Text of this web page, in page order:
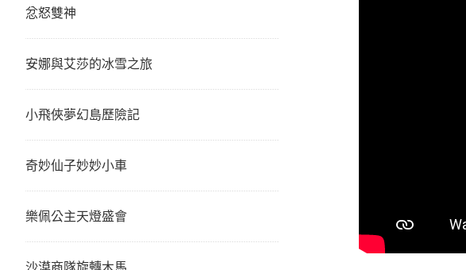
忿怒雙神
安娜與艾莎的冰雪之旅
小飛俠夢幻島歷險記
奇妙仙子妙妙小車
樂佩公主天燈盛會
沙漠商隊旋轉木馬